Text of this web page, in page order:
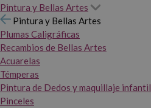
Pintura y Bellas Artes
Pintura y Bellas Artes
Plumas Caligráficas
Recambios de Bellas Artes
Acuarelas
Témperas
Pintura de Dedos y maquillaje infantil
Pinceles